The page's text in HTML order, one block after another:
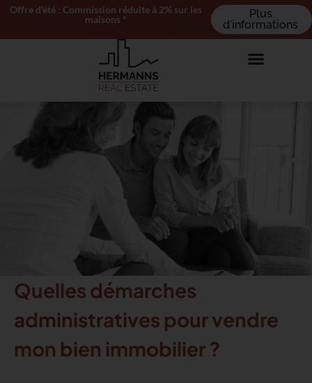
Offre d'été : Commission réduite à 2% sur les
maisons *
Plus
d'informations
Quelles démarches
administratives pour vendre
mon bien immobilier ?